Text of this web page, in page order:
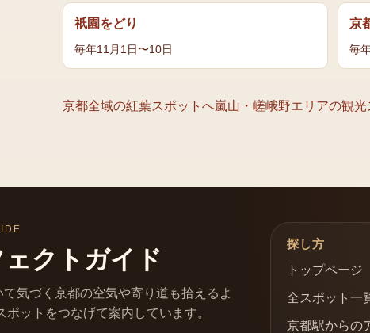
祇園をどり
毎年11月1日〜10日
京
毎
京都全域の紅葉スポットへ嵐山・嵯峨野エリアの観光
クトガイド
気づく京都の空気や寄り道も拾えるよ
ポットをつなげて案内しています。
探し方
トップページ
全スポット一
京都駅からの